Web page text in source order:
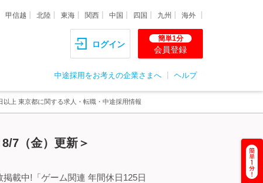
甲信越 北陸 東海 関西 中国 四国 九州 海外
ログイン
簡単1分
会員登録
中途採用をお考えの企業さまへ ヘルプ
以上 東京都に関する求人・転職・中途採用情報
7（金）更新＞
載中!「ゲーム関連 年間休日125日